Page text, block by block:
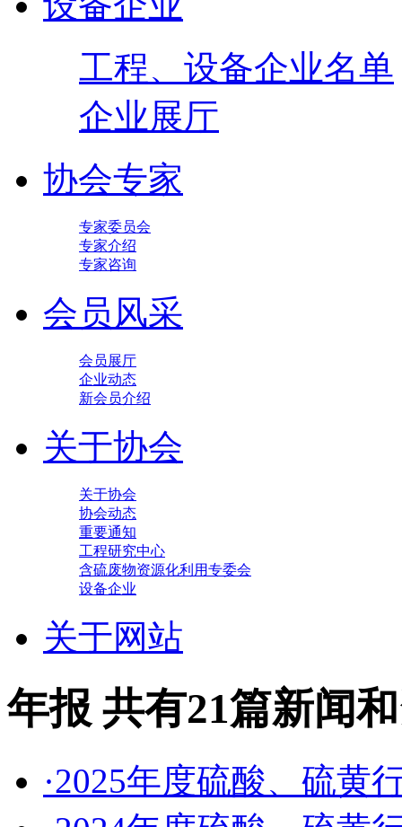
工程、设备企业名单
企业展厅
协会专家
专家委员会
专家介绍
专家咨询
会员风采
会员展厅
企业动态
新会员介绍
关于协会
关于协会
协会动态
重要通知
工程研究中心
含硫废物资源化利用专委会
设备企业
关于网站
年报 共有21篇新闻
·2025年度硫酸、硫黄